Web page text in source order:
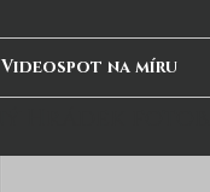
Videospot na míru